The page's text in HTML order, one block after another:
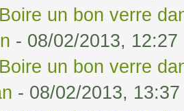
un bon verre
- 08/02/2013, 12:27
un bon verre
- 08/02/2013, 13:37